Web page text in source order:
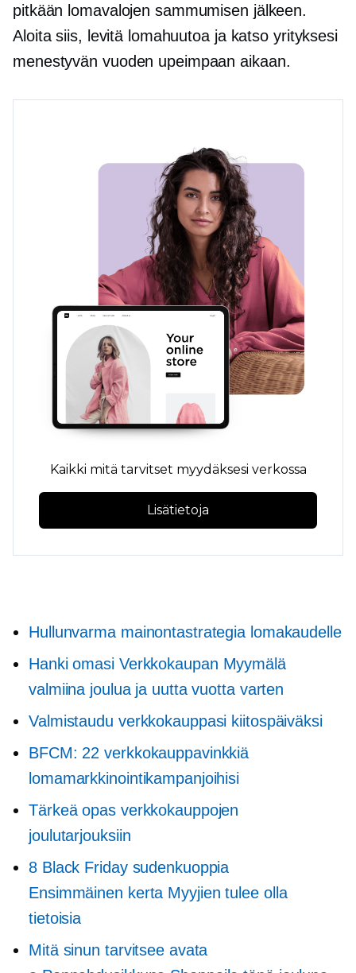
pitkään lomavalojen sammumisen jälkeen.
Aloita siis, levitä lomahuutoa ja katso yrityksesi
menestyvän vuoden upeimpaan aikaan.
Kaikki mitä tarvitset myydäksesi verkossa
Lisätietoja
Hullunvarma mainontastrategia lomakaudelle
Hanki omasi Verkkokaupan Myymälä
valmiina joulua ja uutta vuotta varten
Valmistaudu verkkokauppasi kiitospäiväksi
BFCM: 22 verkkokauppavinkkiä
lomamarkkinointikampanjoihisi
Tärkeä opas verkkokauppojen
joulutarjouksiin
8 Black Friday sudenkuoppia
Ensimmäinen kerta Myyjien tulee olla
tietoisia
Mitä sinun tarvitsee avata